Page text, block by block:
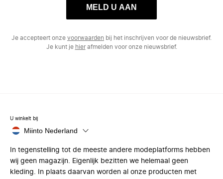
MELD U AAN
Je accepteert onze voorwaarden bij het inschrijven voor de nieuwsbrief.
Je kunt je hierafmelden voor onze nieuwsbrief.
U winkelt bij
Miinto Nederland
In tegenstelling tot de meeste andere modeplatforms hebben
wij geen magazijn. Eigenlijk bezitten we helemaal geen
kleding. In plaats daarvan worden al onze producten met